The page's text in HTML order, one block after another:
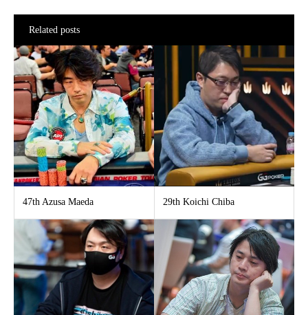
Related posts
47th Azusa Maeda 29th Koichi Chiba